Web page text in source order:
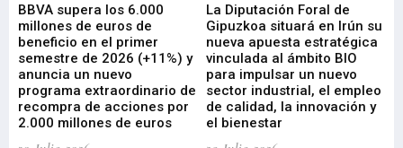
BBVA supera los 6.000
millones de euros de
beneficio en el primer
semestre de 2026 (+11%) y
anuncia un nuevo
programa extraordinario de
recompra de acciones por
2.000 millones de euros
La Diputación Foral de
Gipuzkoa situará en Irún su
nueva apuesta estratégica
vinculada al ámbito BIO
para impulsar un nuevo
sector industrial, el empleo
de calidad, la innovación y
el bienestar